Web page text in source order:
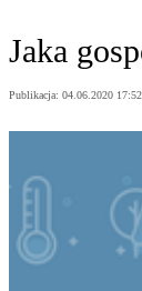
Jaka
Publikacja: 04.06.2020 17:52